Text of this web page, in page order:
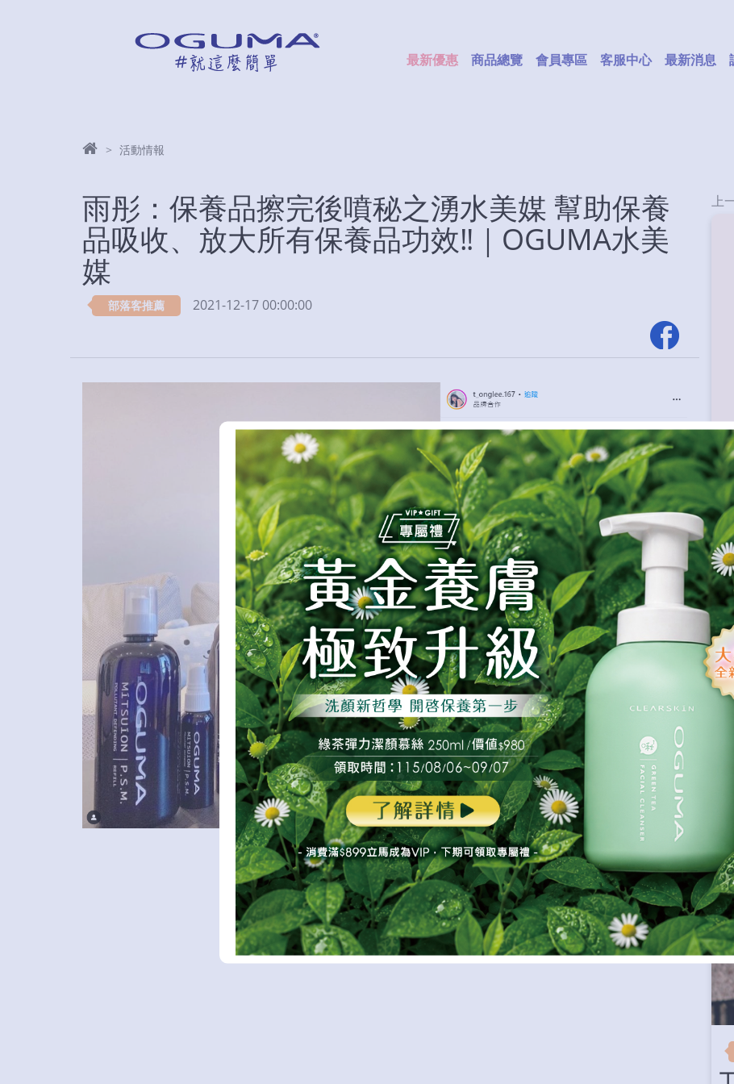
最新優惠 商品總覽 會員專區 客服中心 最新消息
活動情報
雨彤：保養品擦完後噴秘之湧水美媒 幫助保養
品吸收、放大所有保養品功效‼️｜OGUMA水美
媒
部落客推薦 2021-12-17 00:00:00
上
下